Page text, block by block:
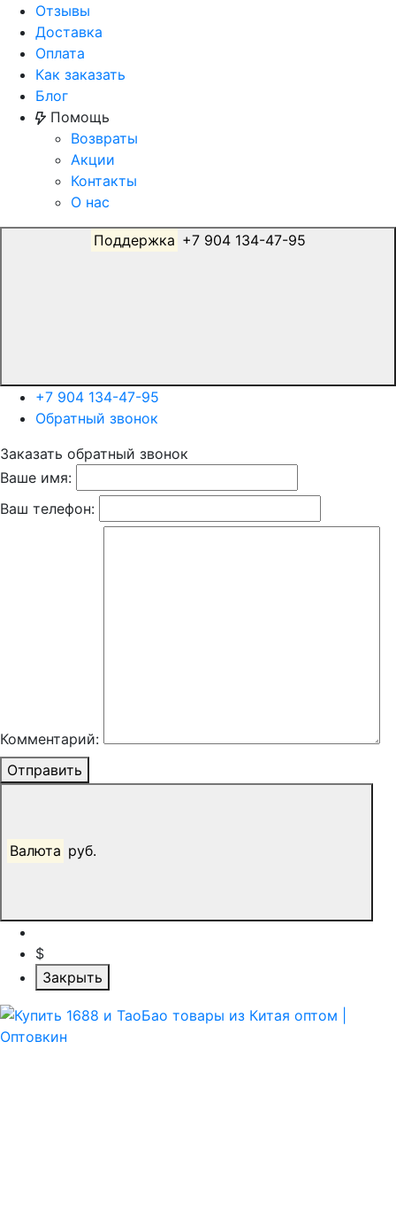
Отзывы
Доставка
Оплата
Как заказать
Блог
Помощь
Возвраты
Акции
Контакты
О нас
Поддержка
+7 904 134-47-95
Обратный звонок
Заказать обратный звонок
Ваше имя:
Ваш телефон:
Комментарий:
Отправить
Валюта руб.
$
Закрыть